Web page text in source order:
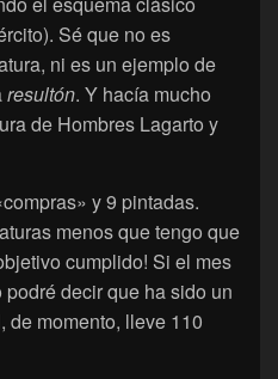
Sé que no es
ni es un ejemplo de
resultón. Y hacía mucho
de Hombres Lagarto y
y 9 pintadas.
menos que tengo que
cumplido! Si el mes
decir que ha sido un
de momento, lleve 110